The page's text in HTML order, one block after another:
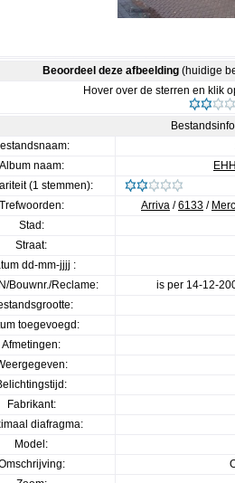
Beoordeel deze afbeelding(huidige
Hover over de sterren en klik
Album naam:
EHH
(1 stemmen):
Trefwoorden:
Arriva /6133 /
Stad:
Straat:
dd-mm-jjjj :
Bouwnr./Reclame:
is per 14-12-
toegevoegd:
Afmetingen:
Fabrikant:
diafragma:
Model: